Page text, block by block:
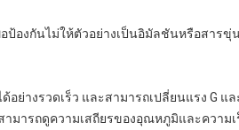
ป้องกันไม่ให้ตัวอย่างเป็นอิมัลชันหรือสาร
ย่างรวดเร็ว และสามารถเปลี่ยนแรง G แล
ารถดูความเสถียรของอุณหภูมิและความ